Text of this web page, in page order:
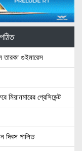
তারকা গুইমারেস
মিয়ানমারের প্রেসিডেন্ট
দিবস পালিত